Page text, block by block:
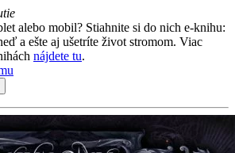
alebo mobil? Stiahnite si do nich e-knihu:
a ešte aj ušetríte život stromom. Viac
nájdete tu.